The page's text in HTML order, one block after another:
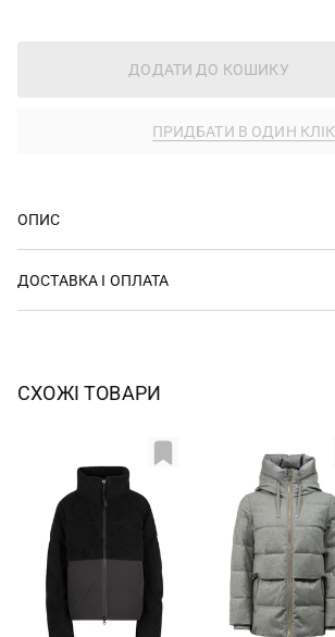
ДОДАТИ ДО КОШИКУ
ПРИДБАТИ В ОДИН КЛІК
ОПИС
ДОСТАВКА І ОПЛАТА
СХОЖІ ТОВАРИ